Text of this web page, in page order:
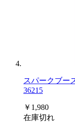
スパークブー
36215
￥1,980
在庫切れ